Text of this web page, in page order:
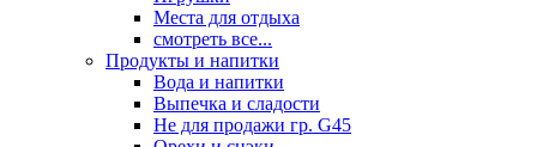
Места для отдыха
смотреть все...
Продукты и напитки
Вода и напитки
Выпечка и сладости
Не для продажи гр. G45